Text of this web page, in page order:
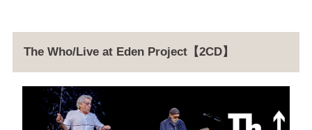
The Who/Live at Eden Project【2CD】